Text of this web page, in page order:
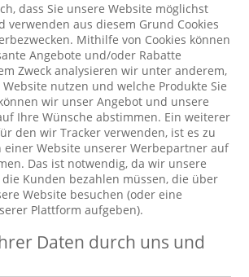
dass Sie unsere Website möglichst
verwenden aus diesem Grund Cookies
Mithilfe von Cookies können
Angebote und/oder Rabatte
Zweck analysieren wir unter anderem,
nutzen und welche Produkte Sie
wir unser Angebot und unsere
Ihre Wünsche abstimmen. Ein weiterer
den wir Tracker verwenden, ist es zu
einer Website unserer Werbepartner auf
Das ist notwendig, da wir unsere
Kunden bezahlen müssen, die über
Website besuchen (oder eine
Plattform aufgeben).
Daten durch uns und